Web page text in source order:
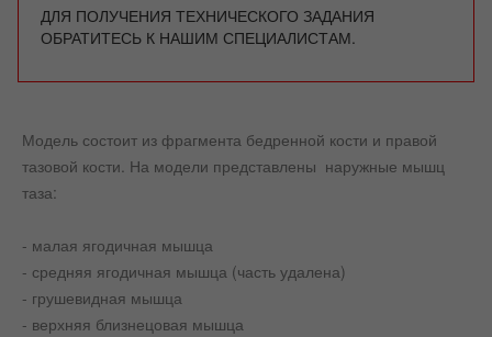
ДЛЯ ПОЛУЧЕНИЯ ТЕХНИЧЕСКОГО ЗАДАНИЯ
ОБРАТИТЕСЬ К НАШИМ СПЕЦИАЛИСТАМ.
Модель состоит из фрагмента бедренной кости и правой
тазовой кости. На модели представлены наружные мышц
таза:
- малая ягодичная мышца
- средняя ягодичная мышца (часть удалена)
- грушевидная мышца
- верхняя близнецовая мышца